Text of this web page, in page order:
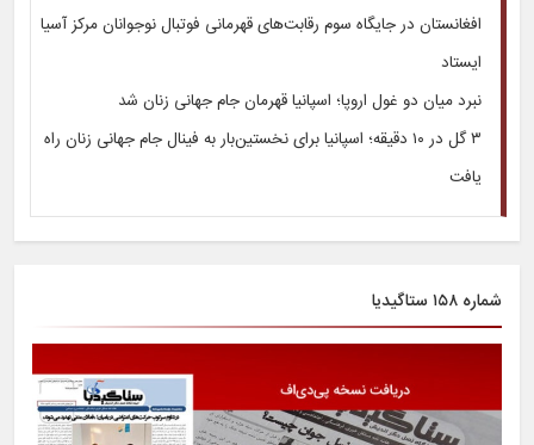
افغانستان در جایگاه سوم رقابت‌های قهرمانی فوتبال نوجوانان مرکز آسیا
ایستاد
نبرد میان دو غول اروپا؛ اسپانیا قهرمان جام جهانی زنان شد
۳ گل در ۱۰ دقیقه؛ اسپانیا برای نخستین‌بار به فینال جام جهانی زنان راه
یافت
شماره ۱۵۸ ستاگیدیا